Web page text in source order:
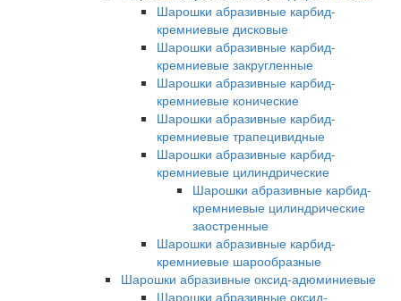
Шарошки абразивные карбид-
кремниевые дисковые
Шарошки абразивные карбид-
кремниевые закругленные
Шарошки абразивные карбид-
кремниевые конические
Шарошки абразивные карбид-
кремниевые трапецивидные
Шарошки абразивные карбид-
кремниевые цилиндрические
Шарошки абразивные карбид-
кремниевые цилиндрические
заостренные
Шарошки абразивные карбид-
кремниевые шарообразные
Шарошки абразивные оксид-адюминиевые
Шарошки абразивные оксид-